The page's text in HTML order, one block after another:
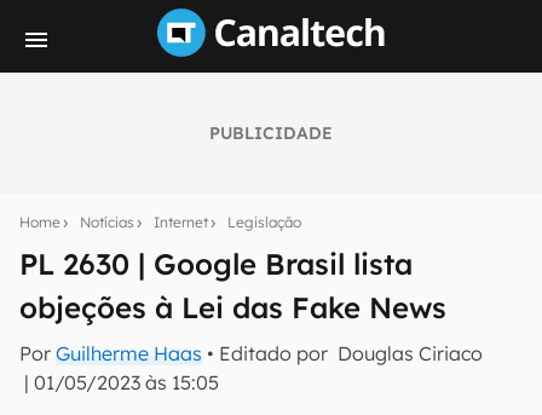
PUBLICIDADE
Home Notícias Internet Legislação
PL 2630 | Google Brasil lista
objeções à Lei das Fake News
Por Guilherme Haas • Editado por Douglas Ciriaco
| 01/05/2023 às 15:05
notícias e reviews sobre tecnologia em primeira
mão.
E-mail